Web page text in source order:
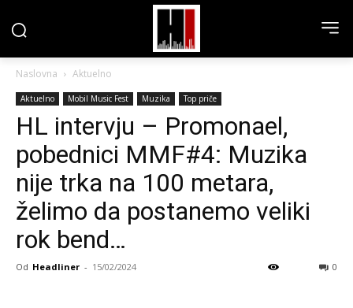
Naslovna Aktuelno
Aktuelno Mobil Music Fest Muzika Top priče
HL intervju – Promonael,
pobednici MMF#4: Muzika
nije trka na 100 metara,
želimo da postanemo veliki
rok bend…
Od Headliner - 15/02/2024 0